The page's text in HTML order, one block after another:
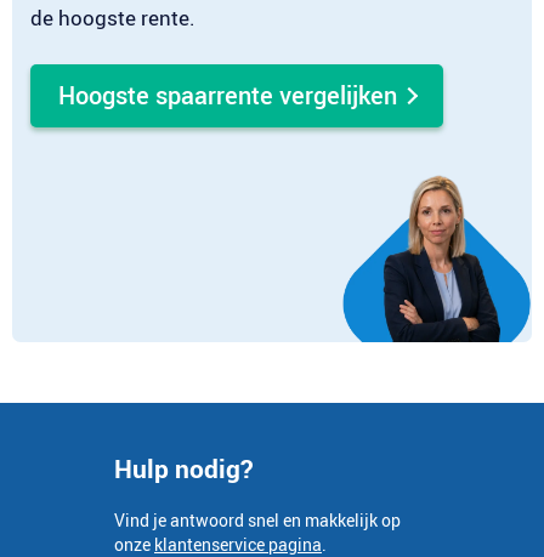
de hoogste rente.
Hoogste spaarrente vergelijken
Hulp nodig?
Vind je antwoord snel en makkelijk op
onze klantenservice pagina